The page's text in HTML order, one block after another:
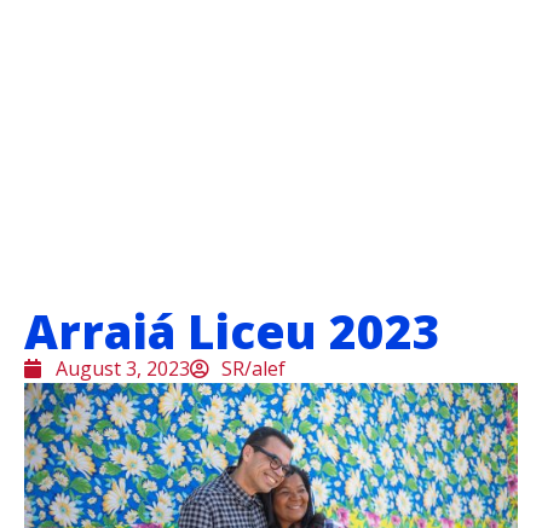
Arraiá Liceu 2023
August 3, 2023 SR/alef